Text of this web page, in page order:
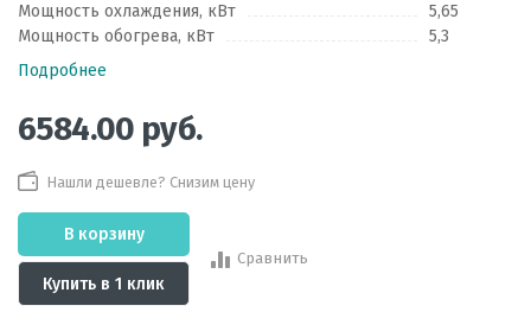
Мощность охлаждения, кВт
5,65
Мощность обогрева, кВт
5,3
Подробнее
6584.00 руб.
Нашли дешевле? Снизим цену
В корзину
Купить в 1 клик
Сравнить